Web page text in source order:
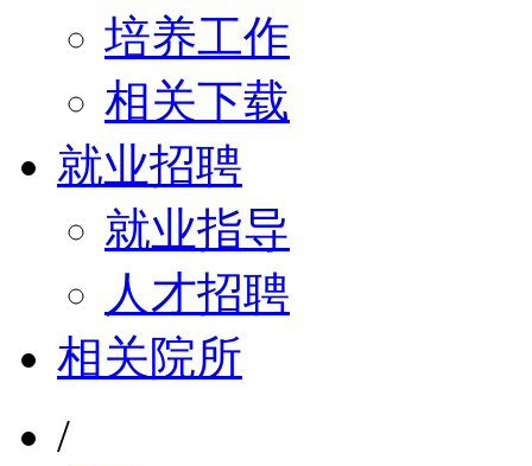
培养工作
相关下载
就业招聘
就业指导
人才招聘
相关院所
/